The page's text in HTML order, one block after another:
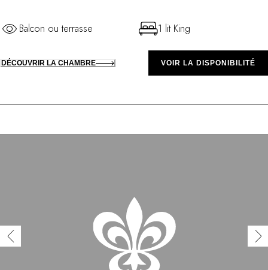
Balcon ou terrasse 1 lit King
DÉCOUVRIR LA CHAMBRE VOIR LA DISPONIBILITÉ